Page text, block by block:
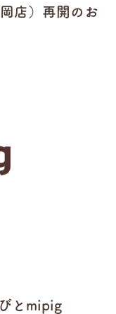
店）再開のお
とmipig